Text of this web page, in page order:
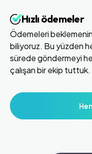
Hızlı ödemeler
Ödemeleri
biliyoruz. Bu yüzden
sürede göndermeyi
çalışan bir ekip tuttuk.